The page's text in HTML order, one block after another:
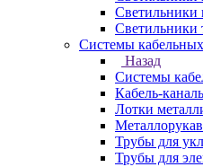
Светильники
Системы кабельных
Назад
Системы
Кабель-
Лотки
Металлорукав
Трубы для
Трубы для